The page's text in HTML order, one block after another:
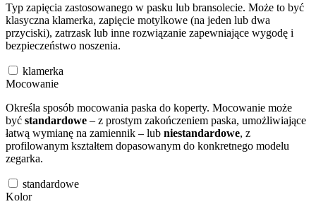
Typ zapięcia zastosowanego w pasku lub bransolecie. Może to być
klasyczna klamerka, zapięcie motylkowe (na jeden lub dwa
przyciski), zatrzask lub inne rozwiązanie zapewniające wygodę i
bezpieczeństwo noszenia.
klamerka
Mocowanie
Określa sposób mocowania paska do koperty. Mocowanie może
być standardowe – z prostym zakończeniem paska, umożliwiające
łatwą wymianę na zamiennik – lub niestandardowe, z
profilowanym kształtem dopasowanym do konkretnego modelu
zegarka.
standardowe
Kolor